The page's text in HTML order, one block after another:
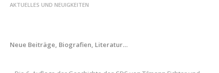
AKTUELLES UND NEUIGKEITEN
Neue Beiträge, Biografien, Literatur…